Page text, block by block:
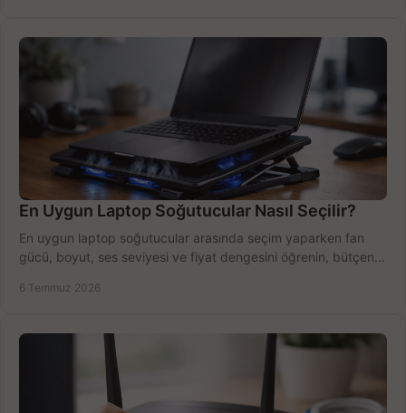
En Uygun Laptop Soğutucular Nasıl Seçilir?
En uygun laptop soğutucular arasında seçim yaparken fan
gücü, boyut, ses seviyesi ve fiyat dengesini öğrenin, bütçenizi
6 Temmuz 2026